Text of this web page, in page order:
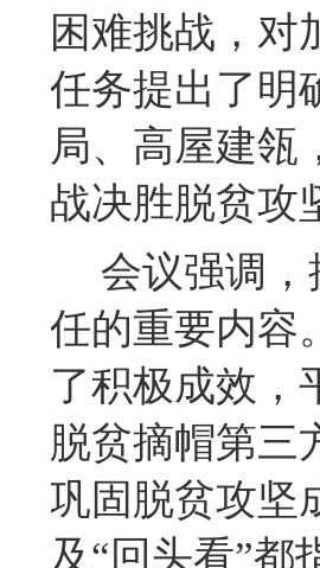
困难挑战，对
任务提出了明
局、高屋建瓴
战决胜脱贫攻
会议强调 ，
任的重要内容
了积极成效 ，
脱贫摘帽第三
巩固脱贫攻坚
及“回头看”都